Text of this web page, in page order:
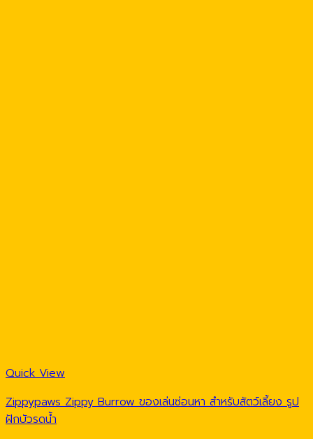
Quick View
Zippypaws Zippy Burrow ของเล่นซ่อนหา สำหรับสัตว์เลี้ยง รูป
ฝักบัวรดน้ำ